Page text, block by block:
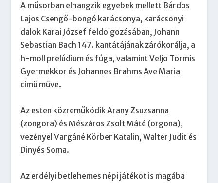
A műsorban elhangzik egyebek mellett Bárdos
Lajos Csengő-bongó karácsonya, karácsonyi
dalok Karai József feldolgozásában, Johann
Sebastian Bach 147. kantátájának zárókorálja, a
h-moll prelúdium és fúga, valamint Veljo Tormis
Gyermekkor és Johannes Brahms Ave Maria
című műve.
Az esten közreműködik Arany Zsuzsanna
(zongora) és Mészáros Zsolt Máté (orgona),
vezényel Vargáné Körber Katalin, Walter Judit és
Dinyés Soma.
Az erdélyi betlehemes népi játékot is magába